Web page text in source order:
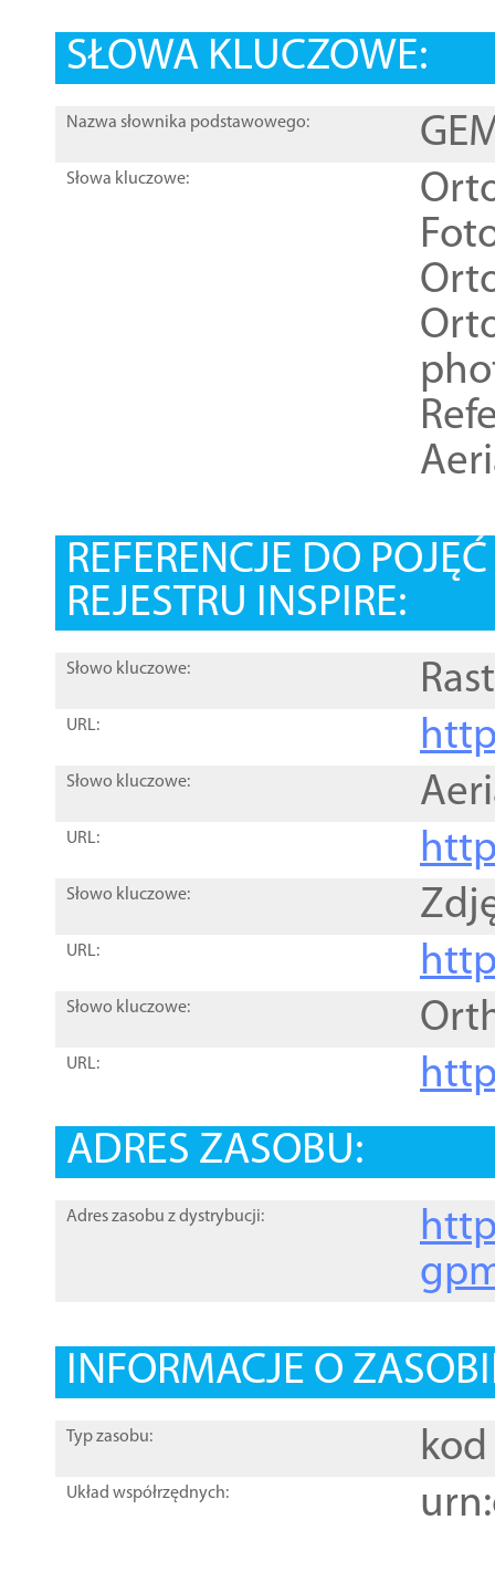
SŁOWA KLUCZOWE:
Nazwa słownika podstawowego:
Słowa kluczowe:
REFERENCJE DO
REJESTRU INSPIRE:
Słowo kluczowe:
URL:
Słowo kluczowe:
URL:
Słowo kluczowe:
URL:
Słowo kluczowe:
URL:
ADRES ZASOBU:
Adres zasobu z dystrybucji:
INFORMACJE O
Typ zasobu: kod
Układ współrzędnych: